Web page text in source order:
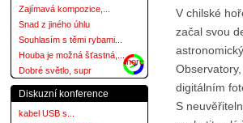
Zajímavá kompozice,...
Snad z jiného úhlu
Souhlasím s těmi rybami...
Houba je možná šťastná,...
Dobré světlo, supr
more
Diskuzní konference
kabel USB s...
V chilské
začal svou
digitálním
S